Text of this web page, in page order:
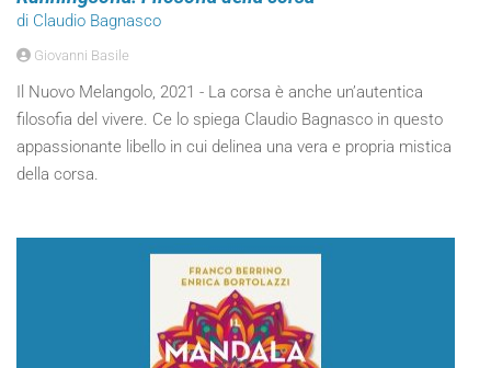
di Claudio Bagnasco
Giovanni Basile
Il Nuovo Melangolo, 2021 - La corsa è anche un’autentica
filosofia del vivere. Ce lo spiega Claudio Bagnasco in questo
appassionante libello in cui delinea una vera e propria mistica
della corsa.